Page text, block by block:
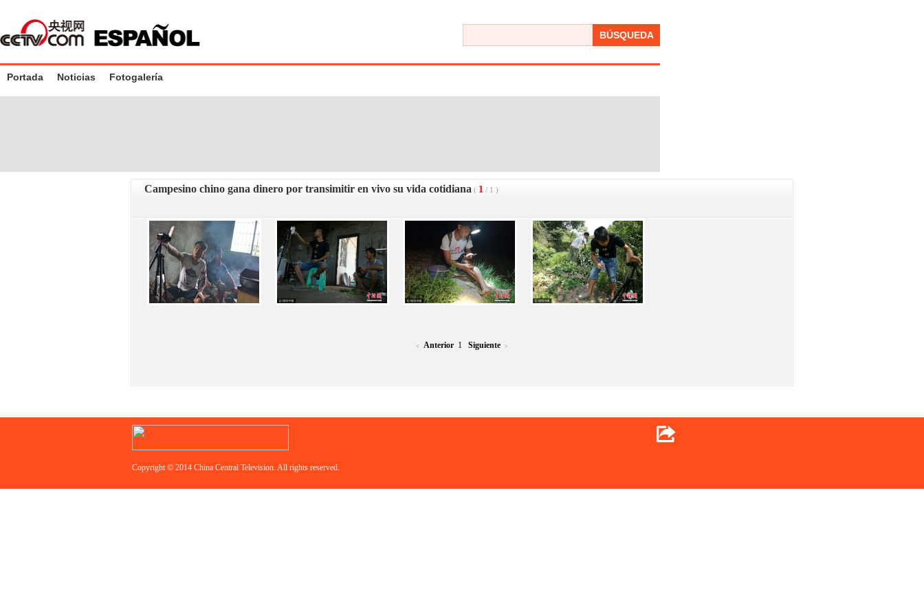
BÚSQUEDA
Portada Noticias Fotogalería
Campesino chino gana dinero por transimitir en vivo su vida cotidiana ( 1 / 1 )
< Anterior 1 Siguiente >
Copyright © 2014 China Central Television. All rights reserved.